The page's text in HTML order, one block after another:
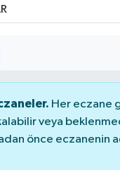
Her eczane
veya
önce eczanenin